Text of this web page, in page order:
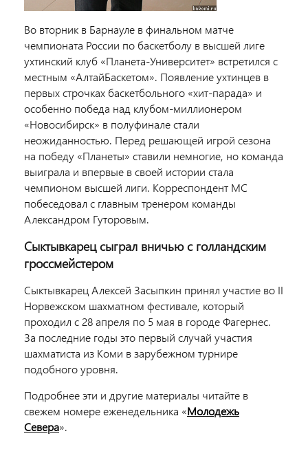
Во вторник в Барнауле в финальном матче
чемпионата России по баскетболу в высшей лиге
ухтинский клуб «Планета-Университет» встретился с
местным «АлтайБаскетом». Появление ухтинцев в
первых строчках баскетбольного «хит-парада» и
особенно победа над клубом-миллионером
«Новосибирск» в полуфинале стали
неожиданностью. Перед решающей игрой сезона
на победу «Планеты» ставили немногие, но команда
выиграла и впервые в своей истории стала
чемпионом высшей лиги. Корреспондент МС
побеседовал с главным тренером команды
Александром Гуторовым.
Сыктывкарец сыграл вничью с голландским
гроссмейстером
Сыктывкарец Алексей Засыпкин принял участие во II
Норвежском шахматном фестивале, который
проходил с 28 апреля по 5 мая в городе Фагернес.
За последние годы это первый случай участия
шахматиста из Коми в зарубежном турнире
подобного уровня.
Подробнее эти и другие материалы читайте в
свежем номере еженедельника «Молодежь
Севера».